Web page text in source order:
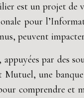
est un projet
pour
peuvent
par des
une
comprendre